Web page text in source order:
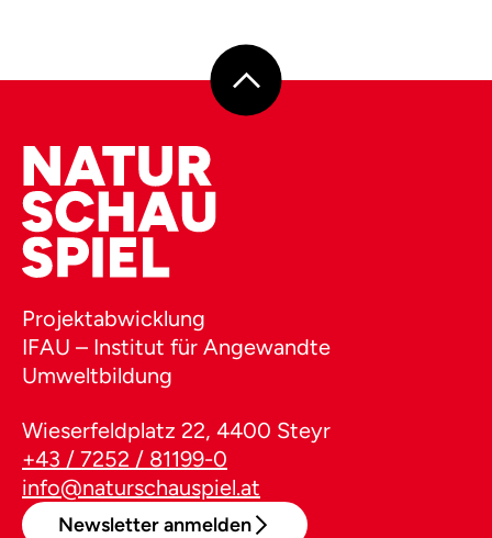
Projektabwicklung
IFAU – Institut für Angewandte
Umweltbildung
Wieserfeldplatz 22, 4400 Steyr
+43 / 7252 / 81199-0
info@naturschauspiel.at
Newsletter anmelden